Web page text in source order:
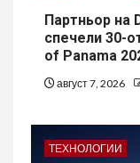
Партньор на
спечели 30-
of Panama
август 7, 2026
ТЕХНОЛОГИИ